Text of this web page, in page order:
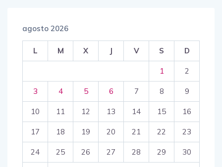
agosto 2026
L M X J V S D
1 2
3 4 5 6 7 8 9
10 11 12 13 14 15 16
17 18 19 20 21 22 23
24 25 26 27 28 29 30